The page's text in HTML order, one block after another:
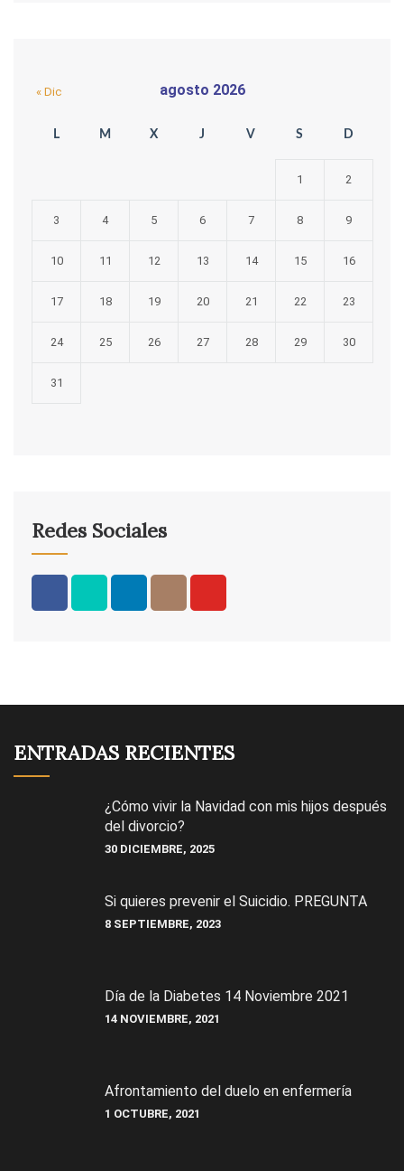
agosto 2026
L M X J V S D
1 2
3 4 5 6 7 8 9
10 11 12 13 14 15 16
17 18 19 20 21 22 23
24 25 26 27 28 29 30
31
« Dic
Redes Sociales
ENTRADAS RECIENTES
¿Cómo vivir la Navidad con mis hijos después
del divorcio?
30 DICIEMBRE, 2025
Si quieres prevenir el Suicidio. PREGUNTA
8 SEPTIEMBRE, 2023
Día de la Diabetes 14 Noviembre 2021
14 NOVIEMBRE, 2021
Afrontamiento del duelo en enfermería
1 OCTUBRE, 2021